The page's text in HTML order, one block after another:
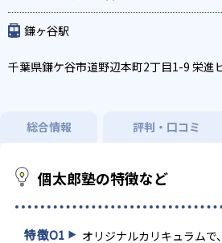
語・英会話特化対策
その他科
対応
1科目から受講可能
季
可
鎌ヶ谷駅
千葉県鎌ケ谷市道野辺本町2丁目1-9 栄進
総合情報 評判・口コミ
個太郎塾の特徴など
特徴01 オリジナルカリキュラム